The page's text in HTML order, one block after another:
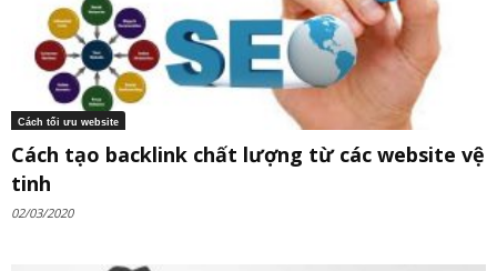
Cách tối ưu website
Cách tạo backlink chất lượng từ các website vệ
tinh
02/03/2020